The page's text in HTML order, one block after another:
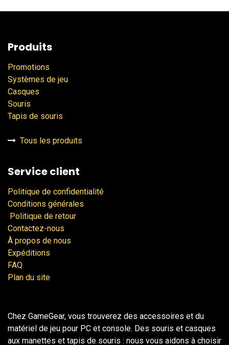
Produits
Promotions
Systèmes de jeu
Casques
Souris
Tapis de souris
Tous les produits
Service client
Politique de confidentialité
Conditions générales
Politique de retour
Contactez-nous
À propos de nous
Expéditions
FAQ
Plan du site
Chez GameGear, vous trouverez des accessoires et du
matériel de jeu pour PC et console. Des souris et casques
aux manettes et tapis de souris : nous vous aidons à choisir